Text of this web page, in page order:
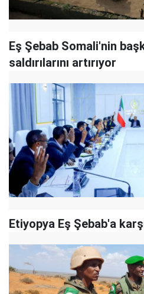
Eş Şebab Somali'nin
saldırılarını artırıyor
Etiyopya Eş Şebab'a